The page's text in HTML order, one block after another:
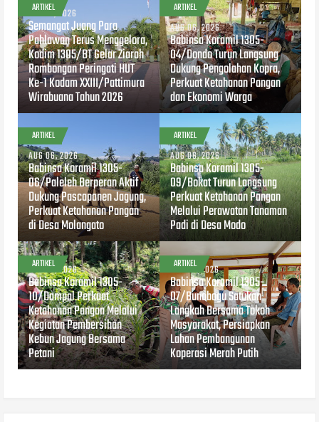
ARTIKEL
AUG 07, 2026
Semangat Juang Para
Pahlawan Terus Menggelora,
Kodim 1305/BT Gelar Ziarah
Rombongan Peringati HUT
Ke-1 Kodam XXIII/Pattimura
Wirabuana Tahun 2026
ARTIKEL
AUG 06, 2026
Babinsa Koramil 1305-
04/Dondo Turun Langsung
Dukung Pengolahan Kopra,
Perkuat Ketahanan Pangan
dan Ekonomi Warga
ARTIKEL
AUG 06, 2026
Babinsa Koramil 1305-
06/Paleleh Berperan Aktif
Dukung Pascapanen Jagung,
Perkuat Ketahanan Pangan
di Desa Molangato
ARTIKEL
AUG 06, 2026
Babinsa Koramil 1305-
09/Bokat Turun Langsung
Perkuat Ketahanan Pangan
Melalui Perawatan Tanaman
Padi di Desa Modo
ARTIKEL
AUG 04, 2026
Babinsa Koramil 1305-
10/Dampal Perkuat
Ketahanan Pangan Melalui
Kegiatan Pembersihan
Kebun Jagung Bersama
Petani
ARTIKEL
AUG 04, 2026
Babinsa Koramil 1305-
07/Bunobogu Satukan
Langkah Bersama Tokoh
Masyarakat, Persiapkan
Lahan Pembangunan
Koperasi Merah Putih